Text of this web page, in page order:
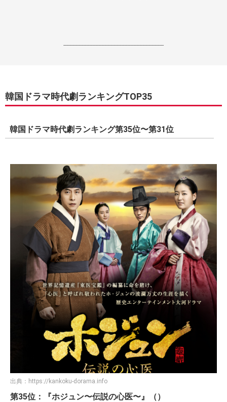
------------------------------------------------------------------
韓国ドラマ時代劇ランキングTOP35
韓国ドラマ時代劇ランキング第35位〜第31位
出典： https://kankoku-dorama.info
第35位：『ホジュン〜伝説の心医〜』（）